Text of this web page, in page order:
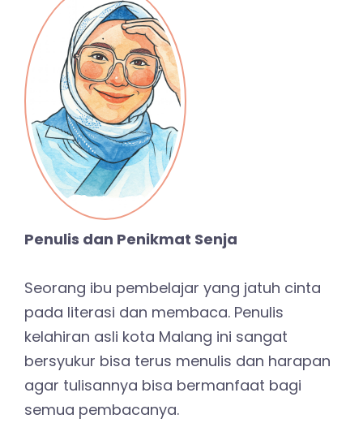
Penulis dan Penikmat Senja
Seorang ibu pembelajar yang jatuh cinta
pada literasi dan membaca. Penulis
kelahiran asli kota Malang ini sangat
bersyukur bisa terus menulis dan harapan
agar tulisannya bisa bermanfaat bagi
semua pembacanya.